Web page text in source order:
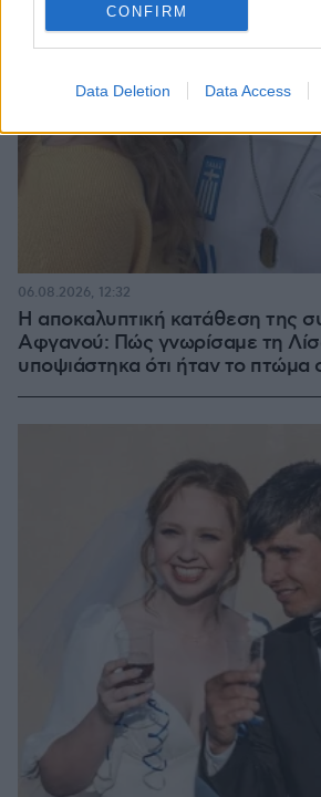
CONFIRM
Data Deletion Data Access
Η αποκαλυπτική κατάθεση της
Αφγανού: Πώς γνωρίσαμε τη
υποψιάστηκα ότι ήταν το πτώμα
06.08.2026, 12:32